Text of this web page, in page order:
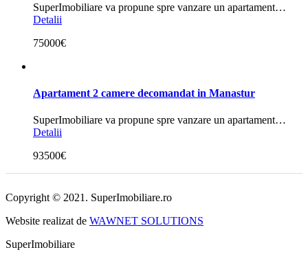
SuperImobiliare va propune spre vanzare un apartament…
Detalii
75000€
Apartament 2 camere decomandat in Manastur
SuperImobiliare va propune spre vanzare un apartament…
Detalii
93500€
Copyright © 2021. SuperImobiliare.ro
Website realizat de WAWNET SOLUTIONS
SuperImobiliare